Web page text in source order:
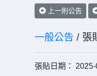
上一則公告
一般公告 / 張
張貼日期：